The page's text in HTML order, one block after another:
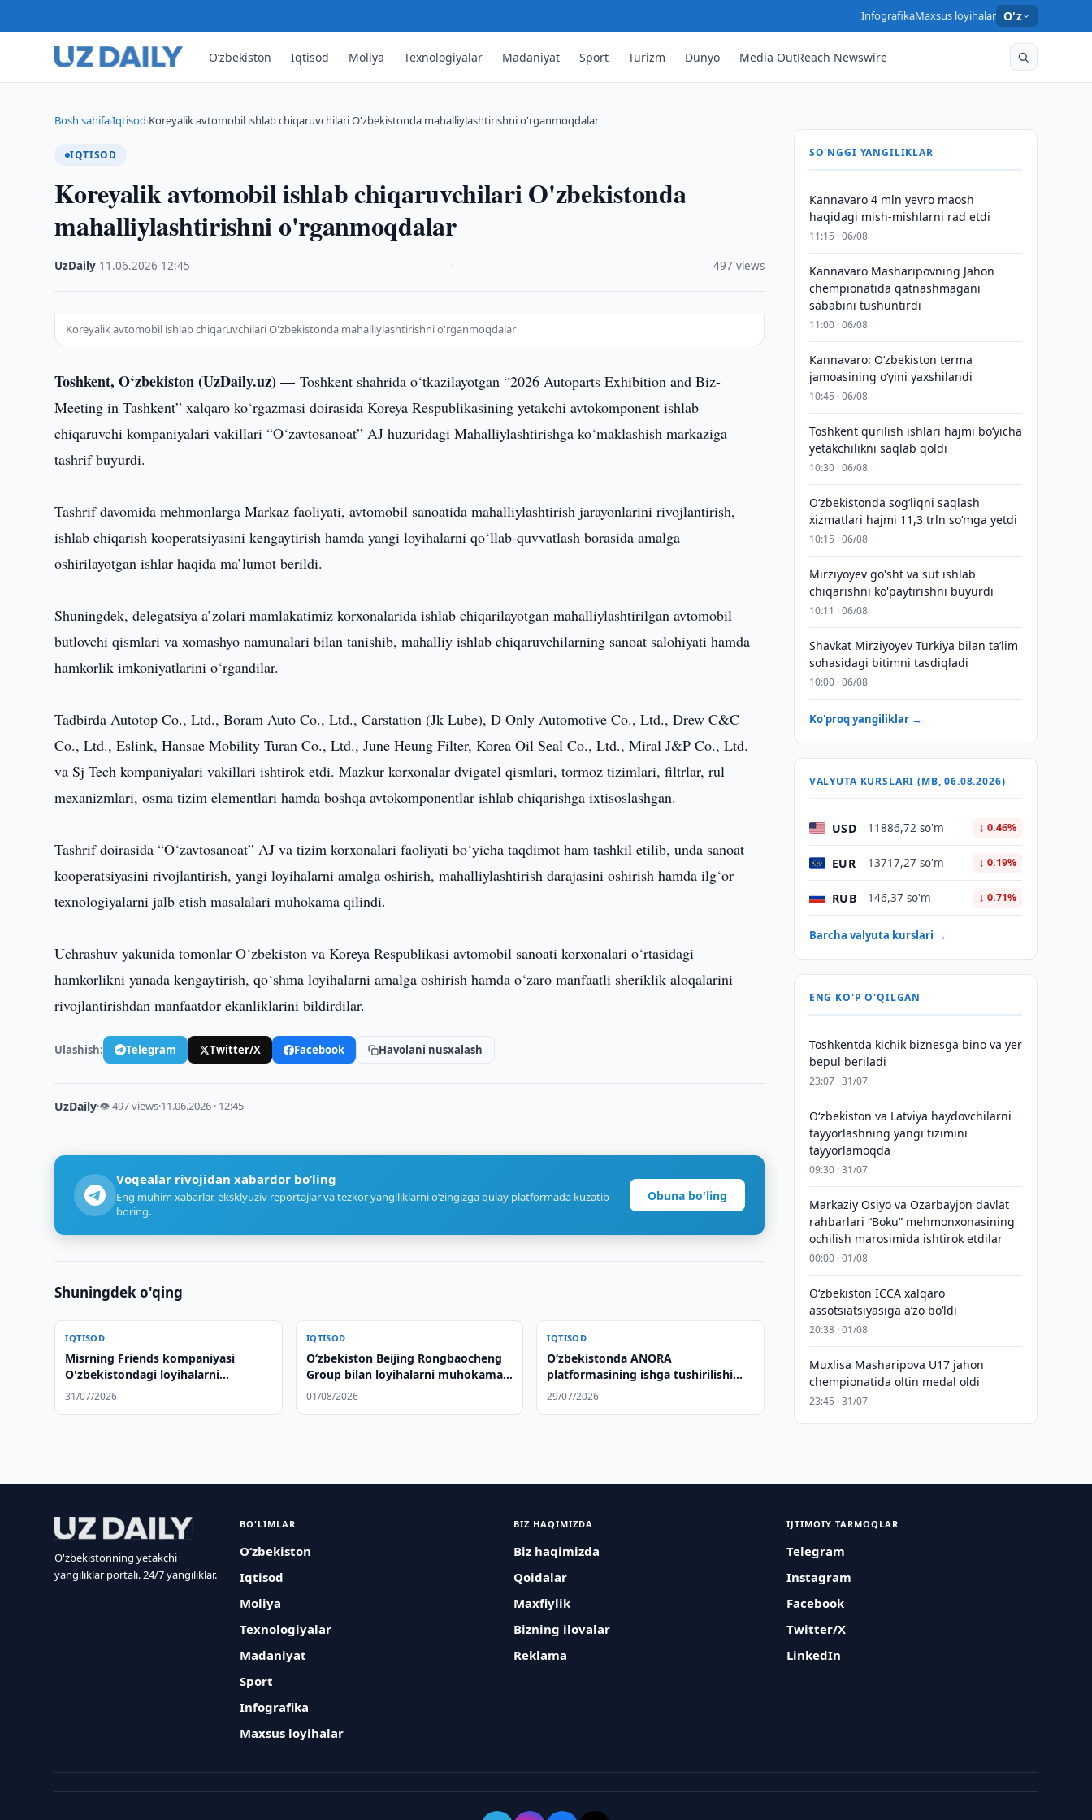
InfografikaMaxsus loyihalar O'z
O‘zbekiston Iqtisod Moliya Texnologiyalar Madaniyat Sport Turizm Dunyo Media OutReach Newswire
Bosh sahifa›Iqtisod›Koreyalik avtomobil ishlab chiqaruvchilari O'zbekistonda mahalliylashtirishni o'rganmoqdalar
IQTISOD
Koreyalik avtomobil ishlab chiqaruvchilari O'zbekistonda
mahalliylashtirishni o'rganmoqdalar
UzDaily 11.06.2026 12:45 497 views
Koreyalik avtomobil ishlab chiqaruvchilari O'zbekistonda mahalliylashtirishni o'rganmoqdalar
Toshkent, O‘zbekiston (UzDaily.uz) —Toshkent shahrida o‘tkazilayotgan “2026 Autoparts Exhibition and Biz-
Meeting in Tashkent” xalqaro ko‘rgazmasi doirasida Koreya Respublikasining yetakchi avtokomponent ishlab
chiqaruvchi kompaniyalari vakillari “O‘zavtosanoat” AJ huzuridagi Mahalliylashtirishga ko‘maklashish markaziga
tashrif buyurdi.
Tashrif davomida mehmonlarga Markaz faoliyati, avtomobil sanoatida mahalliylashtirish jarayonlarini rivojlantirish,
ishlab chiqarish kooperatsiyasini kengaytirish hamda yangi loyihalarni qo‘llab-quvvatlash borasida amalga
oshirilayotgan ishlar haqida ma’lumot berildi.
Shuningdek, delegatsiya a’zolari mamlakatimiz korxonalarida ishlab chiqarilayotgan mahalliylashtirilgan avtomobil
butlovchi qismlari va xomashyo namunalari bilan tanishib, mahalliy ishlab chiqaruvchilarning sanoat salohiyati hamda
hamkorlik imkoniyatlarini o‘rgandilar.
Tadbirda Autotop Co., Ltd., Boram Auto Co., Ltd., Carstation (Jk Lube), D Only Automotive Co., Ltd., Drew C&C
Co., Ltd., Eslink, Hansae Mobility Turan Co., Ltd., June Heung Filter, Korea Oil Seal Co., Ltd., Miral J&P Co., Ltd.
va Sj Tech kompaniyalari vakillari ishtirok etdi. Mazkur korxonalar dvigatel qismlari, tormoz tizimlari, filtrlar, rul
mexanizmlari, osma tizim elementlari hamda boshqa avtokomponentlar ishlab chiqarishga ixtisoslashgan.
Tashrif doirasida “O‘zavtosanoat” AJ va tizim korxonalari faoliyati bo‘yicha taqdimot ham tashkil etilib, unda sanoat
kooperatsiyasini rivojlantirish, yangi loyihalarni amalga oshirish, mahalliylashtirish darajasini oshirish hamda ilg‘or
texnologiyalarni jalb etish masalalari muhokama qilindi.
Uchrashuv yakunida tomonlar O‘zbekiston va Koreya Respublikasi avtomobil sanoati korxonalari o‘rtasidagi
hamkorlikni yanada kengaytirish, qo‘shma loyihalarni amalga oshirish hamda o‘zaro manfaatli sheriklik aloqalarini
rivojlantirishdan manfaatdor ekanliklarini bildirdilar.
Ulashish: Telegram Twitter/X Facebook Havolani nusxalash
UzDaily·👁 497 views·11.06.2026 · 12:45
Voqealar rivojidan xabardor bo‘ling
Eng muhim xabarlar, eksklyuziv reportajlar va tezkor yangiliklarni o‘zingizga qulay platformada kuzatib
boring.
Obuna bo'ling
Shuningdek o'qing
IQTISOD
Misrning Friends kompaniyasi
O'zbekistondagi loyihalarni
o'rganmoqda
31/07/2026
IQTISOD
Oʻzbekiston Beijing Rongbaocheng
Group bilan loyihalarni muhokama
qildi
01/08/2026
IQTISOD
Oʻzbekistonda ANORA
platformasining ishga tushirilishi
muhokama qilindi
29/07/2026
SO'NGGI YANGILIKLAR
Kannavaro 4 mln yevro maosh
haqidagi mish-mishlarni rad etdi
11:15 · 06/08
Kannavaro Masharipovning Jahon
chempionatida qatnashmagani
sababini tushuntirdi
11:00 · 06/08
Kannavaro: O‘zbekiston terma
jamoasining o‘yini yaxshilandi
10:45 · 06/08
Toshkent qurilish ishlari hajmi bo‘yicha
yetakchilikni saqlab qoldi
10:30 · 06/08
O‘zbekistonda sog‘liqni saqlash
xizmatlari hajmi 11,3 trln so‘mga yetdi
10:15 · 06/08
Mirziyoyev go'sht va sut ishlab
chiqarishni ko'paytirishni buyurdi
10:11 · 06/08
Shavkat Mirziyoyev Turkiya bilan taʼlim
sohasidagi bitimni tasdiqladi
10:00 · 06/08
Ko'proq yangiliklar →
VALYUTA KURSLARI (MB, 06.08.2026)
USD 11886,72 so'm ↓ 0.46%
EUR 13717,27 so'm ↓ 0.19%
RUB 146,37 so'm ↓ 0.71%
Barcha valyuta kurslari →
ENG KO'P O'QILGAN
Toshkentda kichik biznesga bino va yer
bepul beriladi
23:07 · 31/07
Oʻzbekiston va Latviya haydovchilarni
tayyorlashning yangi tizimini
tayyorlamoqda
09:30 · 31/07
Markaziy Osiyo va Ozarbayjon davlat
rahbarlari “Boku” mehmonxonasining
ochilish marosimida ishtirok etdilar
00:00 · 01/08
O‘zbekiston ICCA xalqaro
assotsiatsiyasiga aʼzo bo‘ldi
20:38 · 01/08
Muxlisa Masharipova U17 jahon
chempionatida oltin medal oldi
23:45 · 31/07
O'zbekistonning yetakchi
yangiliklar portali. 24/7 yangiliklar.
BO'LIMLAR
O‘zbekiston
Iqtisod
Moliya
Texnologiyalar
Madaniyat
Sport
Infografika
Maxsus loyihalar
BIZ HAQIMIZDA
Biz haqimizda
Qoidalar
Maxfiylik
Bizning ilovalar
Reklama
IJTIMOIY TARMOQLAR
Telegram
Instagram
Facebook
Twitter/X
LinkedIn